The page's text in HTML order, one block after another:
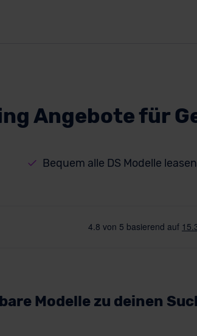
Angebote für
Bequem alle DS Modelle leasen
Modelle zu deinen